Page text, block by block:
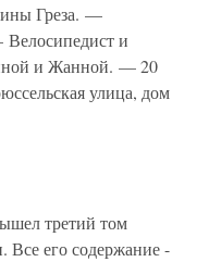
Греза. —
и
и Жанной. — 20
улица, дом
третий том
его содержание -